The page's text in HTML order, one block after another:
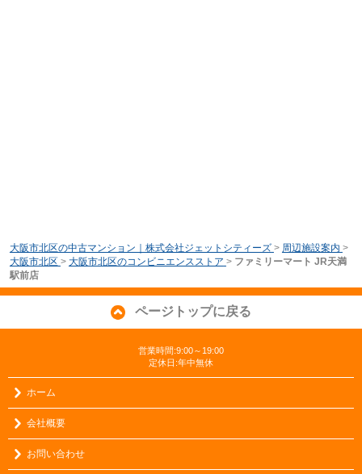
大阪市北区の中古マンション｜株式会社ジェットシティーズ > 周辺施設案内 >
大阪市北区 > 大阪市北区のコンビニエンスストア > ファミリーマート JR天満
駅前店
ページトップに戻る
営業時間:9:00～19:00
定休日:年中無休
ホーム
会社概要
お問い合わせ